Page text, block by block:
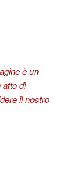
è un
di
il nostro